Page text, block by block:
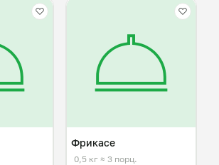
Фрикасе
0,5 кг ≈ 3 порц.